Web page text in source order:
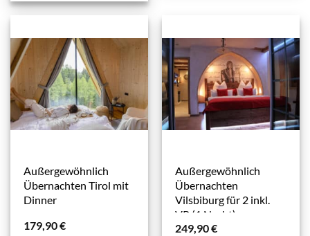
Außergewöhnlich
Übernachten Tirol mit
Dinner
179,90€
Außergewöhnlich
Übernachten
Vilsbiburg für 2 inkl.
VR (1 Nacht)
249,90€